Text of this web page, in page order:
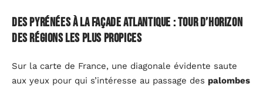
Des Pyrénées à la façade atlantique : tour d’horizon
des régions les plus propices
Sur la carte de France, une diagonale évidente saute
aux yeux pour qui s’intéresse au passage des palombes